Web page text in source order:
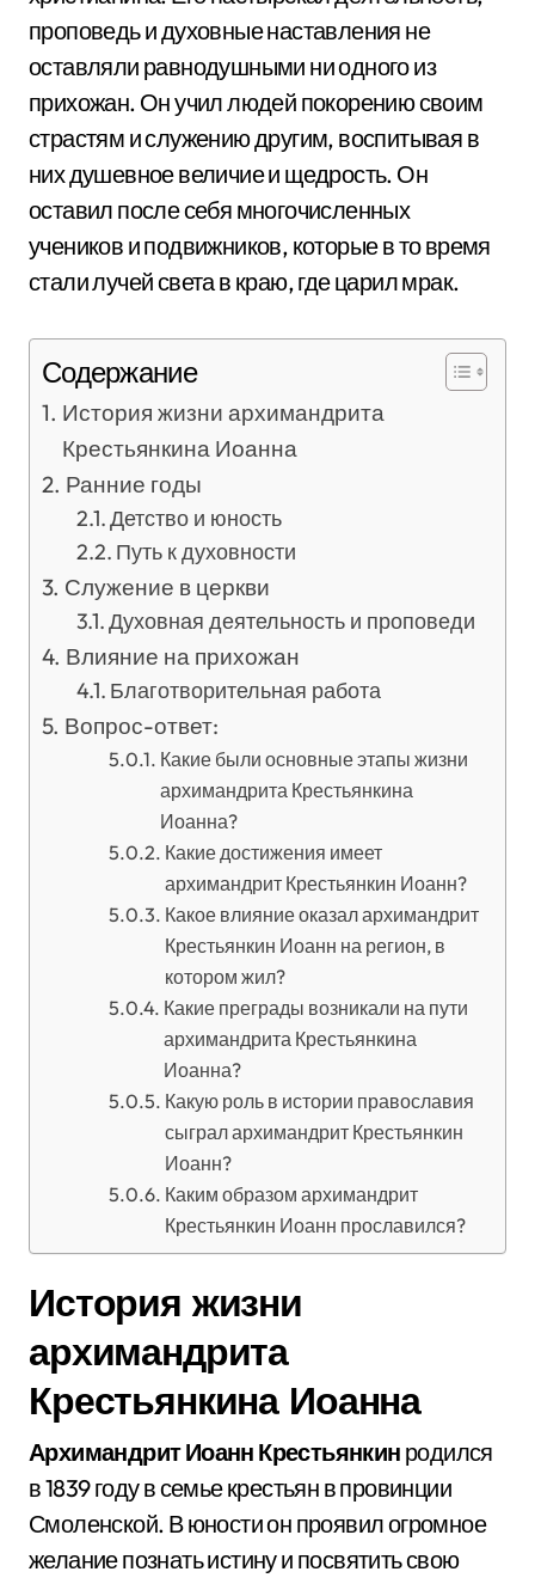
проповедь и духовные наставления не
оставляли равнодушными ни одного из
прихожан. Он учил людей покорению своим
страстям и служению другим, воспитывая в
них душевное величие и щедрость. Он
оставил после себя многочисленных
учеников и подвижников, которые в то время
стали лучей света в краю, где царил мрак.
Содержание
История жизни архимандрита
Крестьянкина Иоанна
Ранние годы
Детство и юность
Путь к духовности
Служение в церкви
Духовная деятельность и проповеди
Влияние на прихожан
Благотворительная работа
Вопрос-ответ:
Какие были основные этапы жизни
архимандрита Крестьянкина
Иоанна?
Какие достижения имеет
архимандрит Крестьянкин Иоанн?
Какое влияние оказал архимандрит
Крестьянкин Иоанн на регион, в
котором жил?
Какие преграды возникали на пути
архимандрита Крестьянкина
Иоанна?
Какую роль в истории православия
сыграл архимандрит Крестьянкин
Иоанн?
Каким образом архимандрит
Крестьянкин Иоанн прославился?
История жизни
архимандрита
Крестьянкина Иоанна
Архимандрит Иоанн Крестьянкин родился
в 1839 году в семье крестьян в провинции
Смоленской. В юности он проявил огромное
желание познать истину и посвятить свою